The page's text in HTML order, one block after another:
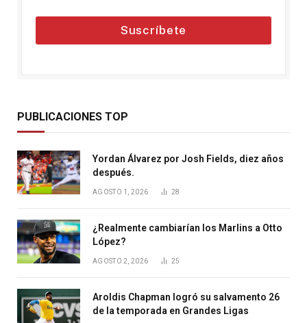
Suscríbete
PUBLICACIONES TOP
Yordan Álvarez por Josh Fields, diez años
después.
AGOSTO 1, 2026 28
¿Realmente cambiarían los Marlins a Otto
López?
AGOSTO 2, 2026 25
Aroldis Chapman logró su salvamento 26
de la temporada en Grandes Ligas